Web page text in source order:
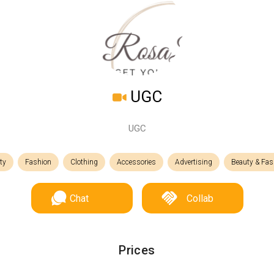
UGC
UGC
Fashion Clothing Accessories Advertising Beauty &
Chat Collab
Prices